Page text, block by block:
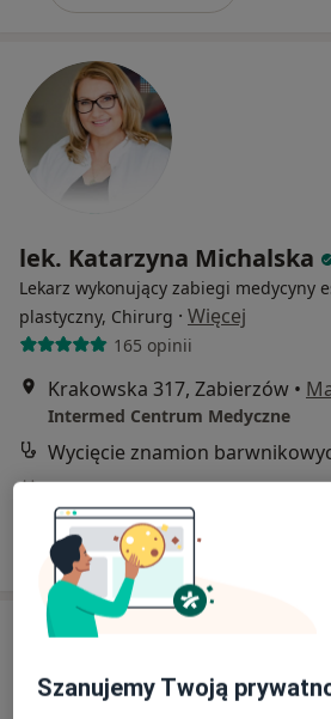
lek. Katarzyna Michalska
Lekarz wykonujący zabiegi medycyny
plastyczny, Chirurg · Więcej
165 opinii
Krakowska 317, Zabierzów •
Intermed Centrum Medyczne
Poproś o wizytę
Szanujemy Twoją